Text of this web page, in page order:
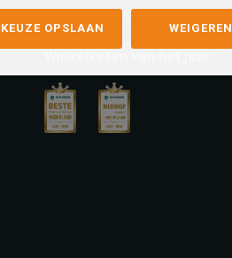
KEUZE OPSLAAN WEIGEREN